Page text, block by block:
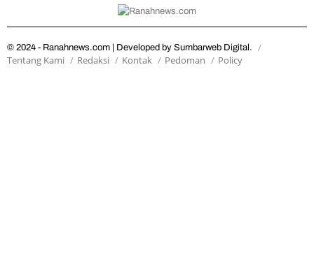
© 2024 - Ranahnews.com | Developed by Sumbarweb Digital.
Tentang Kami Redaksi Kontak Pedoman Policy